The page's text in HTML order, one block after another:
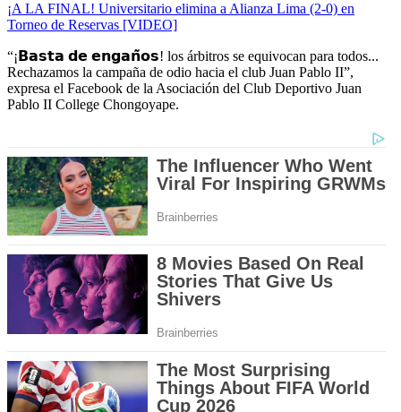
¡A LA FINAL! Universitario elimina a Alianza Lima (2-0) en
Torneo de Reservas [VIDEO]
“¡𝗕𝗮𝘀𝘁𝗮 𝗱𝗲 𝗲𝗻𝗴𝗮𝗻̃𝗼𝘀! los árbitros se equivocan para todos...
Rechazamos la campaña de odio hacia el club Juan Pablo II”,
expresa el Facebook de la Asociación del Club Deportivo Juan
Pablo II College Chongoyape.